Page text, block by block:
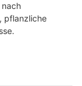
pflanzliche